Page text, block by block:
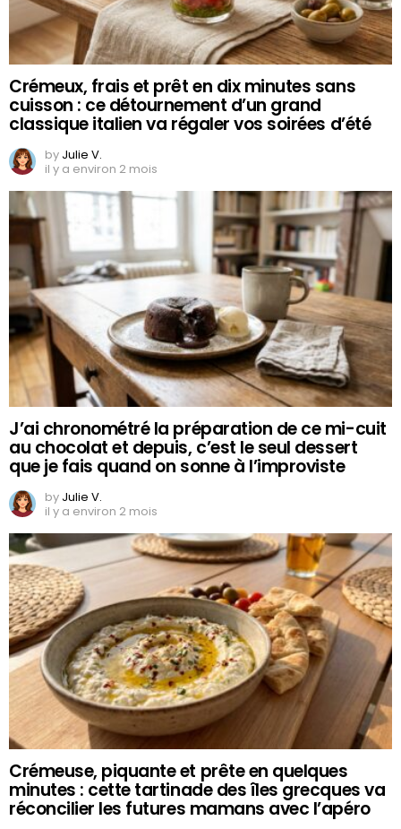
Crémeux, frais et prêt en dix minutes sans
cuisson : ce détournement d’un grand
classique italien va régaler vos soirées d’été
by Julie V.
il y a environ 2 mois
J’ai chronométré la préparation de ce mi-cuit
au chocolat et depuis, c’est le seul dessert
que je fais quand on sonne à l’improviste
by Julie V.
il y a environ 2 mois
Crémeuse, piquante et prête en quelques
minutes : cette tartinade des îles grecques va
réconcilier les futures mamans avec l’apéro